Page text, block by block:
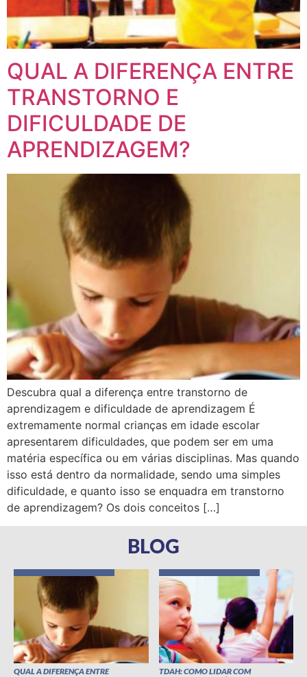
QUAL A DIFERENÇA ENTRE
TRANSTORNO E
DIFICULDADE DE
APRENDIZAGEM?
Descubra qual a diferença entre transtorno de
aprendizagem e dificuldade de aprendizagem É
extremamente normal crianças em idade escolar
apresentarem dificuldades, que podem ser em uma
matéria específica ou em várias disciplinas. Mas quando
isso está dentro da normalidade, sendo uma simples
dificuldade, e quanto isso se enquadra em transtorno
de aprendizagem? Os dois conceitos […]
BLOG
QUAL A DIFERENÇA ENTRE
TDAH: COMO LIDAR COM